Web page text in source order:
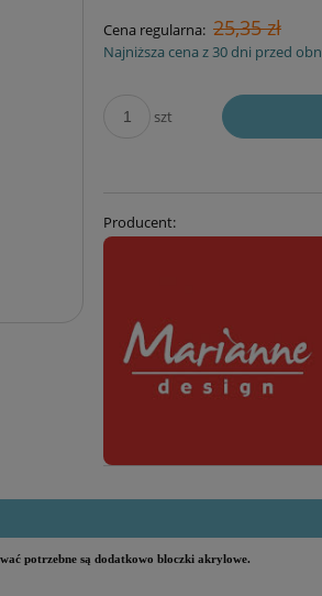
Cena regularna: 25,35 zł
Najniższa cena z 30 dni przed
szt
Producent:
potrzebne są dodatkowo bloczki akrylowe.